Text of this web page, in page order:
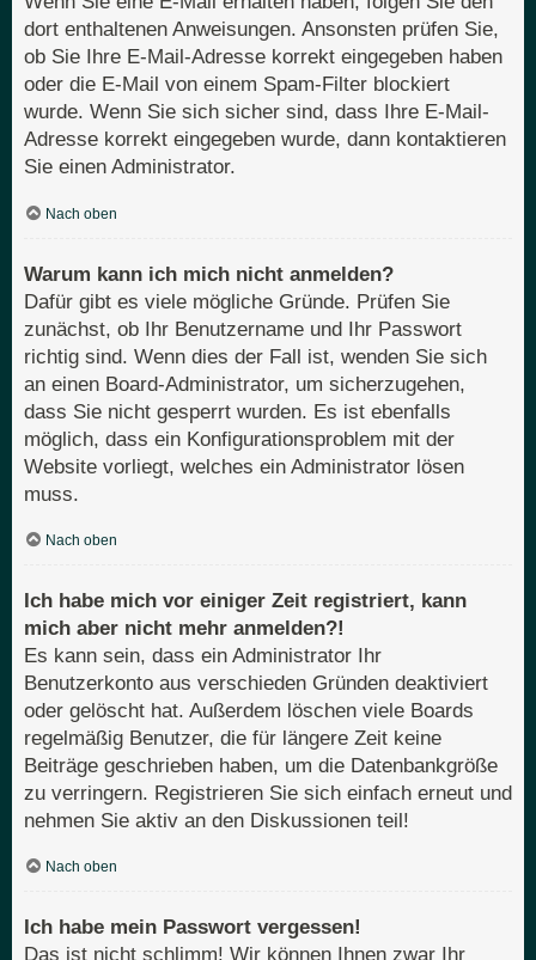
dort enthaltenen Anweisungen. Ansonsten prüfen Sie,
ob Sie Ihre E-Mail-Adresse korrekt eingegeben haben
oder die E-Mail von einem Spam-Filter blockiert
wurde. Wenn Sie sich sicher sind, dass Ihre E-Mail-
Adresse korrekt eingegeben wurde, dann kontaktieren
Sie einen Administrator.
Nach oben
Warum kann ich mich nicht anmelden?
Dafür gibt es viele mögliche Gründe. Prüfen Sie
zunächst, ob Ihr Benutzername und Ihr Passwort
richtig sind. Wenn dies der Fall ist, wenden Sie sich
an einen Board-Administrator, um sicherzugehen,
dass Sie nicht gesperrt wurden. Es ist ebenfalls
möglich, dass ein Konfigurationsproblem mit der
Website vorliegt, welches ein Administrator lösen
muss.
Nach oben
Ich habe mich vor einiger Zeit registriert, kann
mich aber nicht mehr anmelden?!
Es kann sein, dass ein Administrator Ihr
Benutzerkonto aus verschieden Gründen deaktiviert
oder gelöscht hat. Außerdem löschen viele Boards
regelmäßig Benutzer, die für längere Zeit keine
Beiträge geschrieben haben, um die Datenbankgröße
zu verringern. Registrieren Sie sich einfach erneut und
nehmen Sie aktiv an den Diskussionen teil!
Nach oben
Ich habe mein Passwort vergessen!
Das ist nicht schlimm! Wir können Ihnen zwar Ihr